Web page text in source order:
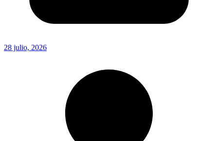
28 julio, 2026